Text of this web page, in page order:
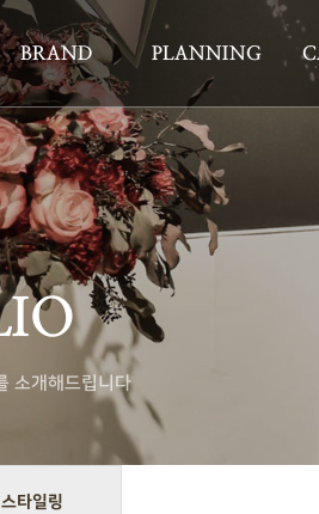
BRAND PLANNING
소개해드립니다
스타일링